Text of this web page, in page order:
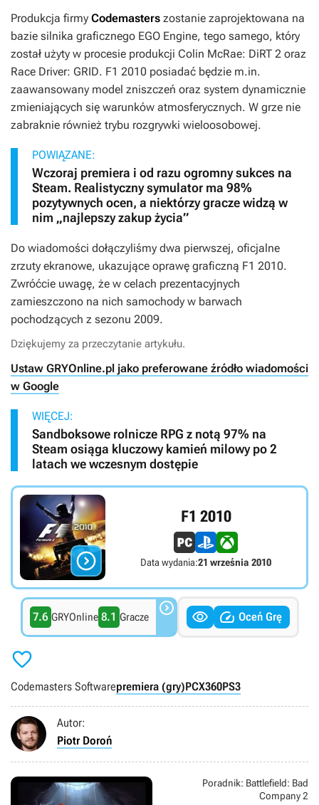
Produkcja firmy Codemasters zostanie zaprojektowana na
bazie silnika graficznego EGO Engine, tego samego, który
został użyty w procesie produkcji Colin McRae: DiRT 2 oraz
Race Driver: GRID. F1 2010 posiadać będzie m.in.
zaawansowany model zniszczeń oraz system dynamicznie
zmieniających się warunków atmosferycznych. W grze nie
zabraknie również trybu rozgrywki wieloosobowej.
POWIĄZANE:
Wczoraj premiera i od razu ogromny sukces na
Steam. Realistyczny symulator ma 98%
pozytywnych ocen, a niektórzy gracze widzą w
nim „najlepszy zakup życia”
Do wiadomości dołączyliśmy dwa pierwszej, oficjalne
zrzuty ekranowe, ukazujące oprawę graficzną F1 2010.
Zwróćcie uwagę, że w celach prezentacyjnych
zamieszczono na nich samochody w barwach
pochodzących z sezonu 2009.
Dziękujemy za przeczytanie artykułu.
Ustaw GRYOnline.pl jako preferowane źródło wiadomości
w Google
WIĘCEJ:
Sandboksowe rolnicze RPG z notą 97% na
Steam osiąga kluczowy kamień milowy po 2
latach we wczesnym dostępie

F1 2010
Data wydania:21 września 2010
7.6 GRYOnline 8.1 Gracze    Oceń Grę

Codemasters Softwarepremiera (gry)PCX360PS3
Autor:
Piotr Doroń
Poradnik: Battlefield: Bad
Company 2